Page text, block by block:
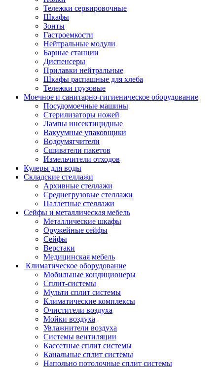
Тележки сервировочные
Шкафы
Зонты
Гастроемкости
Нейтральные модули
Барные станции
Диспенсеры
Прилавки нейтральные
Шкафы распашные для хлеба
Тележки грузовые
Моечное и санитарно-гигиеническое оборудование
Посудомоечные машины
Стерилизаторы ножей
Лампы инсектицидные
Вакуумные упаковщики
Водоумягчители
Сшиватели пакетов
Измельчители отходов
Кулеры для воды
Складские стеллажи
Архивные стеллажи
Среднегрузовые стеллажи
Паллетные стеллажи
Сейфы и металлическая мебель
Металлические шкафы
Оружейные сейфы
Сейфы
Верстаки
Медицинская мебель
Климатическое оборудование
Мобильные кондиционеры
Сплит-системы
Мульти сплит системы
Климатические комплексы
Очистители воздуха
Мойки воздуха
Увлажнители воздуха
Системы вентиляции
Кассетные сплит системы
Канальные сплит системы
Напольно потолочные сплит системы